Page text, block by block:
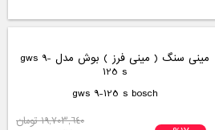
مینی فرز متوسط نک مدل 1112AG
1112AG NEK
ناموجود